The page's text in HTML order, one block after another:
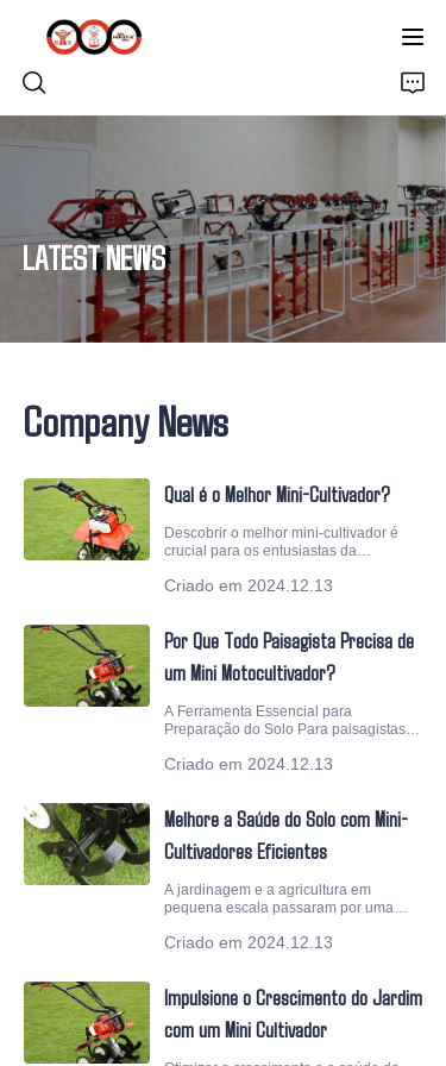
LATEST NEWS
Company News
Qual é o Melhor Mini-Cultivador?
Descobrir o melhor mini-cultivador é
crucial para os entusiastas da
procuram manter seus jardins com
e desempenho poderoso, é uma
solo
Criado em 2024.12.13
Por Que Todo Paisagista Precisa de
um Mini Motocultivador?
A Ferramenta Essencial para
Preparação do Solo Para paisagistas, a
começa com um solo bem preparado.
indispensável para revolver, arejar e
Criado em 2024.12.13
Melhore a Saúde do Solo com Mini-
Cultivadores Eficientes
A jardinagem e a agricultura em
pequena escala passaram por uma
cultivadores, uma ferramenta que se
forma eficiente. Essas máquinas
projetadas para tornar o trabalho mais
Criado em 2024.12.13
Impulsione o Crescimento do Jardim
com um Mini Cultivador
SOBRE NÓS
PRODUTOS
SOLUÇÕES
ÚLTIMAS NOTÍCIAS
SUPORTE